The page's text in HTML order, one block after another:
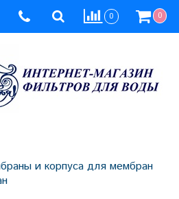
0 0
и корпуса для мембран